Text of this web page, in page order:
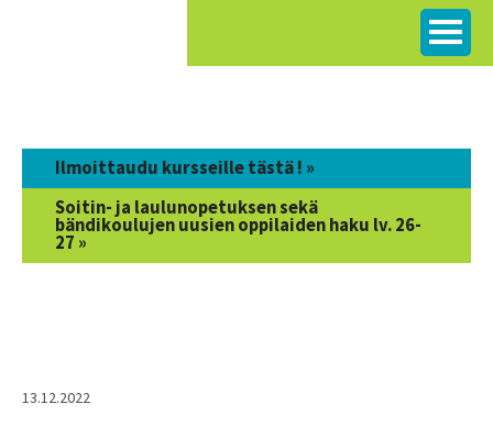
Ilmoittaudu kursseille tästä ! »
Soitin- ja laulunopetuksen sekä
bändikoulujen uusien oppilaiden haku lv. 26-
27 »
13.12.2022